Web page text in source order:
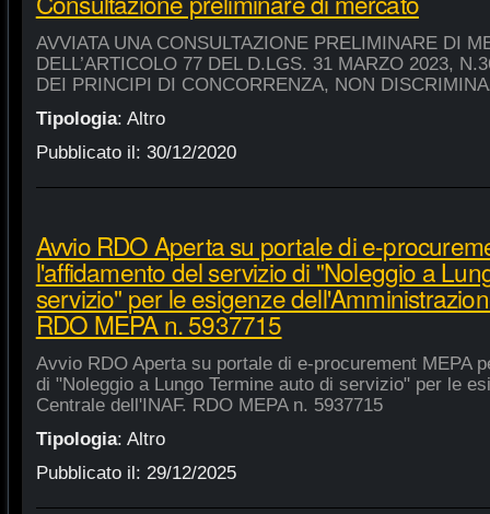
AVVIATA UNA CONSULTAZIONE PRELIMINARE DI
DELL’ARTICOLO 77 DEL D.LGS. 31 MARZO 2023,
DEI PRINCIPI DI CONCORRENZA, NON
Tipologia: Altro
Pubblicato il: 30/12/2020
Avvio RDO Aperta su portale di e-
l'affidamento del servizio di "Noleggio a
servizio" per le esigenze
RDO MEPA n. 5937715
Avvio RDO Aperta su portale di e-procurement MEPA
di "Noleggio a Lungo Termine auto di servizio" per le
Centrale dell'INAF. RDO MEPA n. 5937715
Tipologia: Altro
Pubblicato il: 29/12/2025